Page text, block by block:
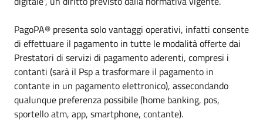
PagoPA® presenta solo vantaggi operativi, infatti consente
di effettuare il pagamento in tutte le modalità offerte dai
Prestatori di servizi di pagamento aderenti, compresi i
contanti (sarà il Psp a trasformare il pagamento in
contante in un pagamento elettronico), assecondando
qualunque preferenza possibile (home banking, pos,
sportello atm, app, smartphone, contante).